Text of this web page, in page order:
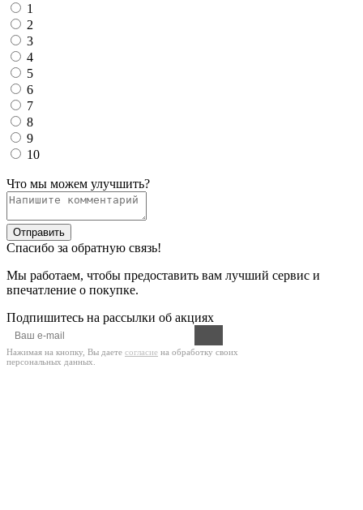
1
2
3
4
5
6
7
8
9
10
Что мы можем улучшить?
Отправить
Спасибо за обратную связь!
Мы работаем, чтобы предоставить вам лучший сервис и
впечатление о покупке.
Подпишитесь на рассылки об акциях
Нажимая на кнопку, Вы даете согласие на обработку своих
персональных данных.